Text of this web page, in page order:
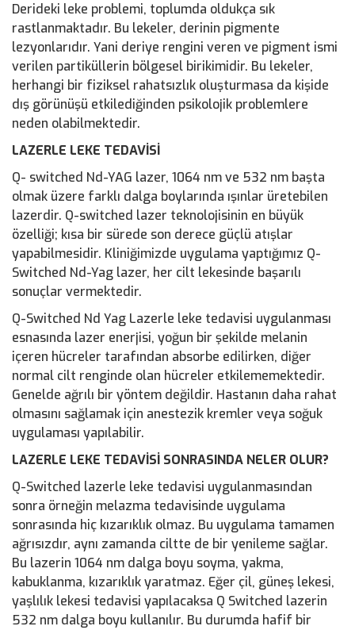
Derideki leke problemi, toplumda oldukça sık
rastlanmaktadır. Bu lekeler, derinin pigmente
lezyonlarıdır. Yani deriye rengini veren ve pigment ismi
verilen partiküllerin bölgesel birikimidir. Bu lekeler,
herhangi bir fiziksel rahatsızlık oluşturmasa da kişide
dış görünüşü etkilediğinden psikolojik problemlere
neden olabilmektedir.
LAZERLE LEKE TEDAVİSİ
Q- switched Nd-YAG lazer, 1064 nm ve 532 nm başta
olmak üzere farklı dalga boylarında ışınlar üretebilen
lazerdir. Q-switched lazer teknolojisinin en büyük
özelliği; kısa bir sürede son derece güçlü atışlar
yapabilmesidir. Kliniğimizde uygulama yaptığımız Q-
Switched Nd-Yag lazer, her cilt lekesinde başarılı
sonuçlar vermektedir.
Q-Switched Nd Yag Lazerle leke tedavisi uygulanması
esnasında lazer enerjisi, yoğun bir şekilde melanin
içeren hücreler tarafından absorbe edilirken, diğer
normal cilt renginde olan hücreler etkilememektedir.
Genelde ağrılı bir yöntem değildir. Hastanın daha rahat
olmasını sağlamak için anestezik kremler veya soğuk
uygulaması yapılabilir.
LAZERLE LEKE TEDAVİSİ SONRASINDA NELER OLUR?
Q-Switched lazerle leke tedavisi uygulanmasından
sonra örneğin melazma tedavisinde uygulama
sonrasında hiç kızarıklık olmaz. Bu uygulama tamamen
ağrısızdır, aynı zamanda ciltte de bir yenileme sağlar.
Bu lazerin 1064 nm dalga boyu soyma, yakma,
kabuklanma, kızarıklık yaratmaz. Eğer çil, güneş lekesi,
yaşlılık lekesi tedavisi yapılacaksa Q Switched lazerin
532 nm dalga boyu kullanılır. Bu durumda hafif bir